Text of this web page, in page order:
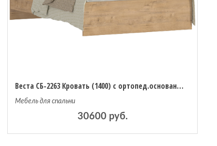
Веста СБ-2263 Кровать (1400) с ортопед.основанием и матрасом Столплит Сити-Валенсия 1400х2000
Мебель для спальни
30600 руб.